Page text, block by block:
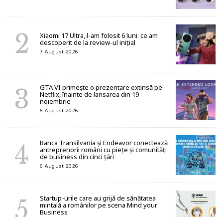
Xiaomi 17 Ultra, l-am folosit 6 luni: ce am
descoperit de la review-ul inițial
7 August 2026
GTA VI primește o prezentare extinsă pe
Netflix, înainte de lansarea din 19
noiembrie
6 August 2026
Banca Transilvania și Endeavor conectează
antreprenorii români cu piețe și comunități
de business din cinci țări
6 August 2026
Startup-urile care au grijă de sănătatea
mintală a românilor pe scena Mind your
Business